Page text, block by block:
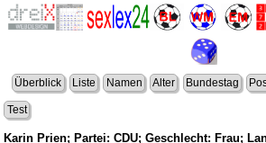
Überblick Liste Namen Alter Bundestag
Test
Karin Prien; Partei: CDU; Geschlecht: Frau;